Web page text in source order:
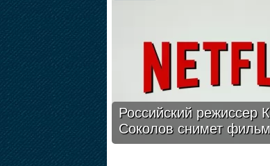
Российский режиссер
Соколов снимет